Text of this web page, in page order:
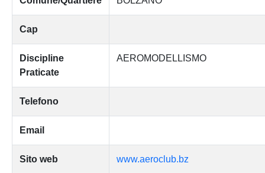
Cap
Discipline
Praticate
AEROMODELLISMO
Telefono
Email
Sito web www.aeroclub.bz